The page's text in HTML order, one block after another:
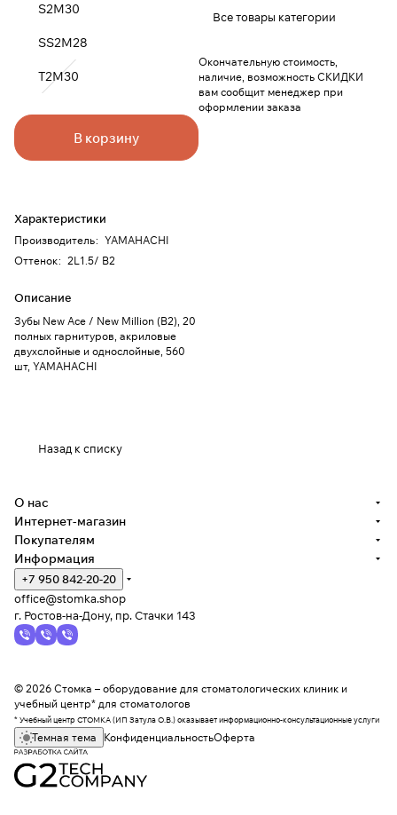
S2M30
SS2M28
T2M30
В корзину
Характеристики
Производитель: YAMAHACHI
Оттенок: 2L1.5/ B2
Описание
Зубы New Ace / New Million (B2), 20
полных гарнитуров, акриловые
двухслойные и однослойные, 560
шт, YAMAHACHI
Все товары категории
Окончательную стоимость,
наличие, возможность СКИДКИ
вам сообщит менеджер при
оформлении заказа
Назад к списку
О нас
Интернет-магазин
Покупателям
Информация
+7 950 842-20-20
office@stomka.shop
г. Ростов-на-Дону, пр. Стачки 143
© 2026 Стомка – оборудование для стоматологических клиник и
учебный центр* для стоматологов
* Учебный центр СТОМКА (ИП Затула О.В.) оказывает информационно-консультационные услуги
Темная тема КонфиденциальностьОферта